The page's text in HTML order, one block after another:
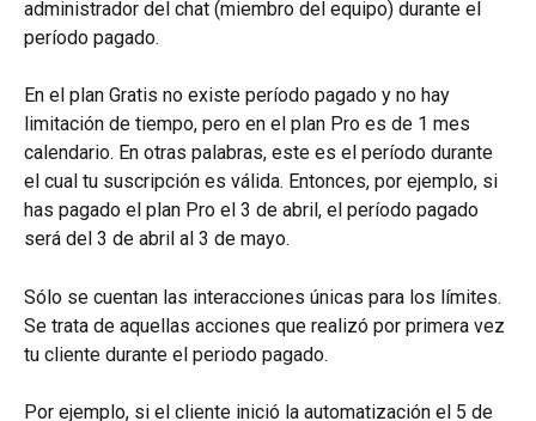
administrador del chat (miembro del equipo) durante el
período pagado.
En el plan Gratis no existe período pagado y no hay
limitación de tiempo, pero en el plan Pro es de 1 mes
calendario. En otras palabras, este es el período durante
el cual tu suscripción es válida. Entonces, por ejemplo, si
has pagado el plan Pro el 3 de abril, el período pagado
será del 3 de abril al 3 de mayo.
Sólo se cuentan las interacciones únicas para los límites.
Se trata de aquellas acciones que realizó por primera vez
tu cliente durante el periodo pagado.
Por ejemplo, si el cliente inició la automatización el 5 de